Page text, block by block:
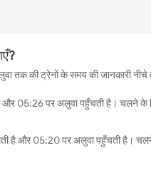
तक की ट्रेनों के समय की जानकारी
05:26 पर अलुवा पहुँचती है। चलने के
है और 05:20 पर अलुवा पहुँचती है।